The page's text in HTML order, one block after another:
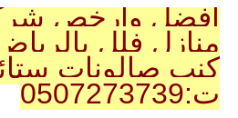
أفضل وأرخص
منازل فلل
كنب صالونات
ت:0507273739